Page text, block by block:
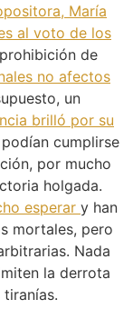
María
al voto de los
de
no afectos
un
brilló por su
cumplirse
por mucho
holgada.
esperar y han
mortales, pero
Nada
la derrota
tiranías.